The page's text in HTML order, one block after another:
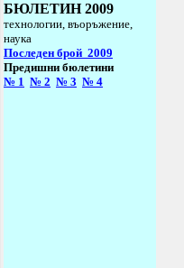
БЮЛЕТИН2009
технологии, въоръжение,
наука
Последен брой 2009
Предишни бюлетини
№ 1 № 2 № 3 № 4